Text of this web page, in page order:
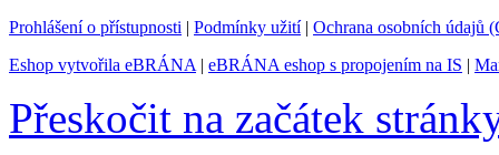
Prohlášení o přístupnosti | Podmínky užití| Ochrana osobních údajů
Eshop vytvořila eBRÁNA | eBRÁNA eshop s propojením na IS |
Přeskočit na začátek